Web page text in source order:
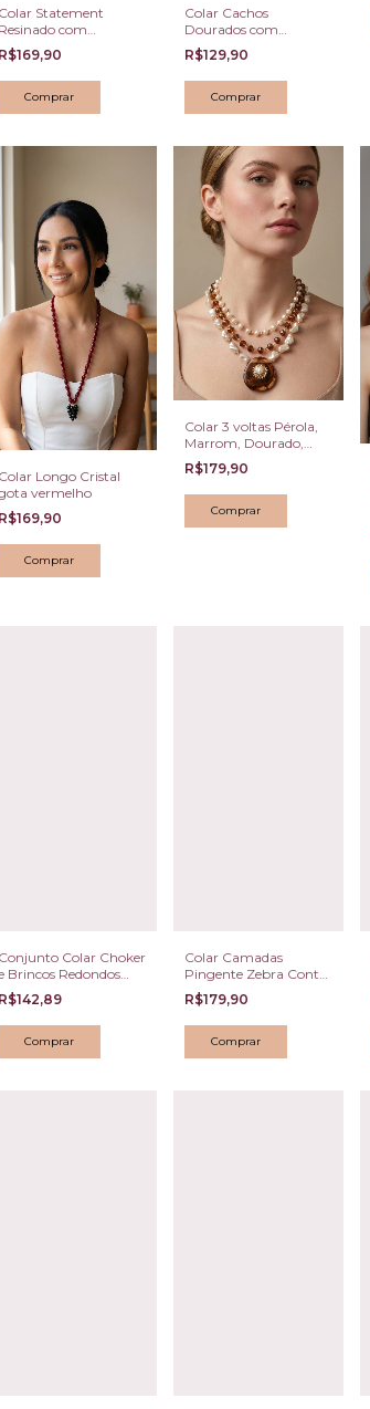
Colar Statement
Resinado com
Elementos Irregulares
Verde Oliva Translúcido
R$169,90
Colar Cachos
Dourados com
Pendente Gota
Iridescente Bicolor
R$129,90
Colar Longo Cristal
vermelho
R$169,90
Colar 3 voltas Pérola,
Marrom, Dourado,
com Pedra Resina
Oval
R$179,90
Conjunto Colar Choker
Brincos Redondos
Pavê Bicolor Dourado
e Ródio
R$142,89
Colar Camadas
Pingente Zebra Contas
Vermelhas Dourado
R$179,90